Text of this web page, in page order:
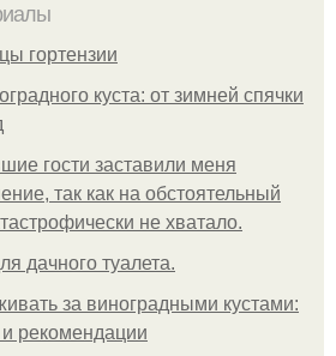
гортензии
куста: от зимней спячки
гости заставили меня
так как на обстоятельный
не хватало.
дачного туалета.
за виноградными кустами:
рекомендации